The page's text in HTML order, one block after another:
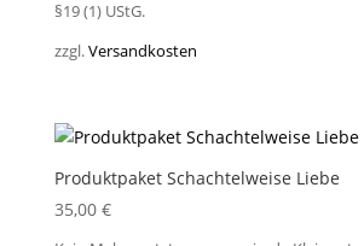
§19 (1) UStG.
zzgl.Versandkosten
Produktpaket Schachtelweise Liebe
35,00 €